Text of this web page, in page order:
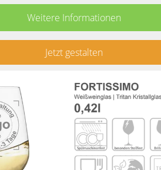
Weitere Informationen
Jetzt gestalten